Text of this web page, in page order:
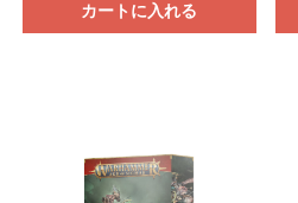
カートに入れる